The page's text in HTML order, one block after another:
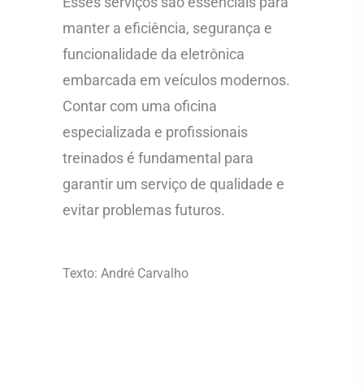
manter a eficiência, segurança e
funcionalidade da eletrônica
embarcada em veículos modernos.
Contar com uma oficina
especializada e profissionais
treinados é fundamental para
garantir um serviço de qualidade e
evitar problemas futuros.
Texto: André Carvalho